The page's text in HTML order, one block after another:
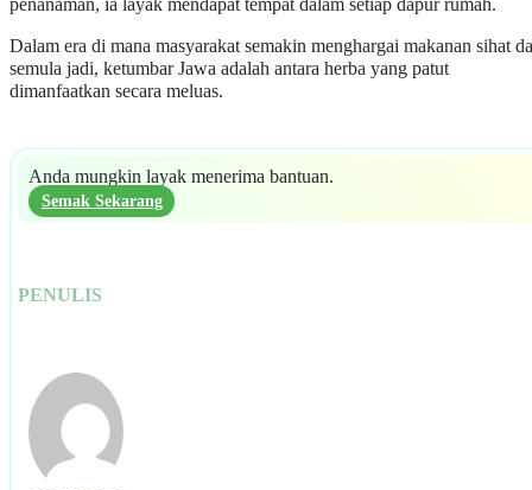
Dalam era di mana masyarakat semakin menghargai makanan sihat
semula jadi, ketumbar Jawa adalah antara herba yang patut
dimanfaatkan secara meluas.
Anda mungkin layak menerima bantuan.
Semak Sekarang
PENULIS